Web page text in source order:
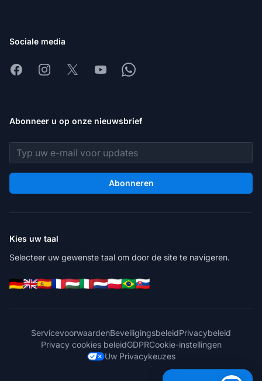
Sociale media
FacebookInstagram
X YoutubeWhatsapp
Abonneer u op onze nieuwsbrief
E-mailadres
Abonneren
Kies uw taal
Selecteer uw gewenste taal om door de site te navigeren.
ServicevoorwaardenBeveiligingsbeleidPrivacybeleid
Privacy cookies beleidGDPRCookie-instellingen
Uw Privacykeuzes